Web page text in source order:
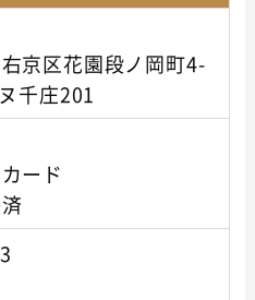
京区花園段ノ岡町4-
千庄201
ード